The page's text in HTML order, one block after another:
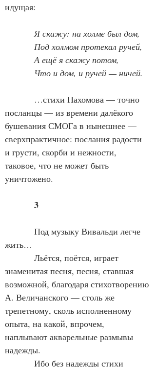
идущая:
Я скажу: на холме был дом,
            Под холмом протекал ручей,
            А ещё я скажу потом,
            Что и дом, и ручей — ничей.
посланцы — из времени далёкого
бушевания СМОГа в нынешнее —
сверхпрактичное: послания радости
и грусти, скорби и нежности,
таковое, что не может быть
уничтожено.
3
жить…
знаменитая песня, песня, ставшая
возможной, благодаря стихотворению
А. Величанского — столь же
трепетному, сколь исполненному
опыта, на какой, впрочем,
наплывают акварельные размывы
надежды.